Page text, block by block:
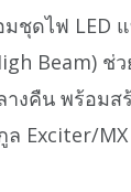
ชุดไฟ LED
Beam) ช่
างคืน พร้อม
ล Exciter/